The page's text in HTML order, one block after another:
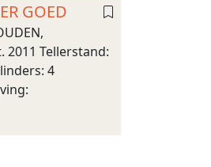
GOED
2011 Tellerstand:
4